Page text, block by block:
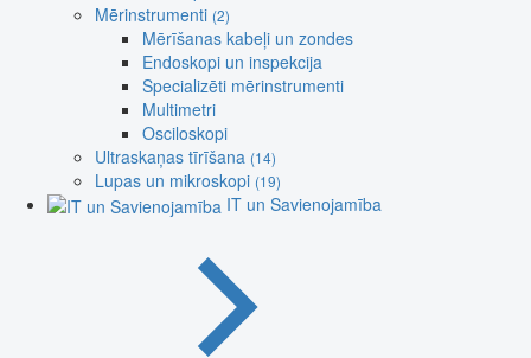
Mērinstrumenti (2)
Mērīšanas kabeļi un zondes
Endoskopi un inspekcija
Specializēti mērinstrumenti
Multimetri
Osciloskopi
Ultraskaņas tīrīšana (14)
Lupas un mikroskopi (19)
IT un Savienojamība